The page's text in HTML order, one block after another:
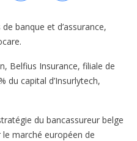
banque et d’assurance,
Belfius Insurance, filiale de
du capital d’Insurlytech,
du bancassureur belge
marché européen de